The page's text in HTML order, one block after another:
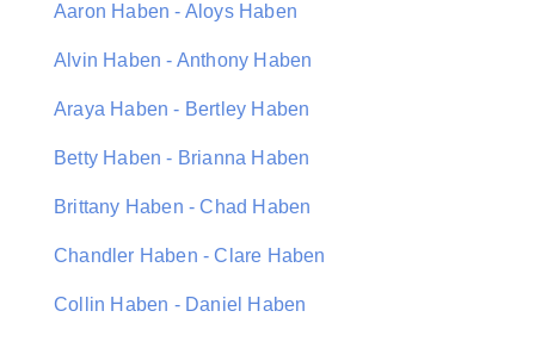
Aaron Haben - Aloys Haben
Alvin Haben - Anthony Haben
Araya Haben - Bertley Haben
Betty Haben - Brianna Haben
Brittany Haben - Chad Haben
Chandler Haben - Clare Haben
Collin Haben - Daniel Haben